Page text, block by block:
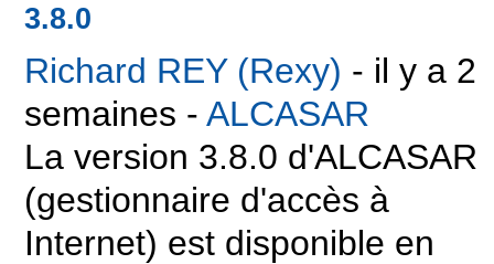
3.8.0
Richard REY (Rexy) - il y a 2
semaines - ALCASAR
La version 3.8.0 d'ALCASAR
(gestionnaire d'accès à
Internet) est disponible en